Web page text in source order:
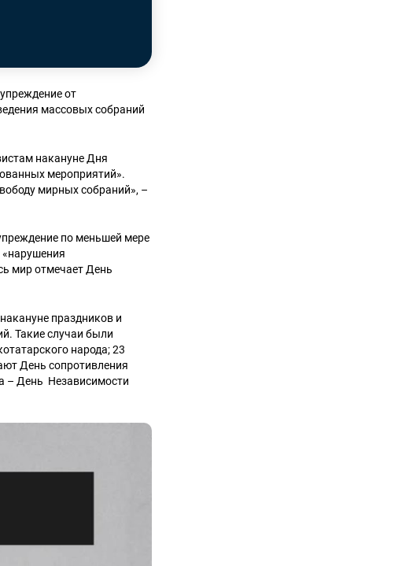
от
массовых собраний
накануне Дня
мероприятий».
мирных собраний», –
по меньшей мере
мир отмечает День
праздников и
Такие случаи были
народа; 23
День сопротивления
– День Независимости